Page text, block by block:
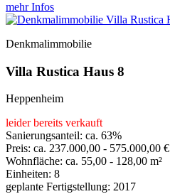
mehr Infos
Denkmalimmobilie
Villa Rustica Haus 8
Heppenheim
leider bereits verkauft
Sanierungsanteil: ca. 63%
Preis: ca. 237.000,00 - 575.000,00 €
Wohnfläche: ca. 55,00 - 128,00 m²
Einheiten: 8
geplante Fertigstellung: 2017